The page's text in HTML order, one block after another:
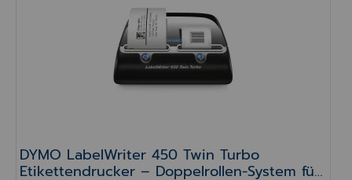
DYMO LabelWriter 450 Twin Turbo
Etikettendrucker – Doppelrollen-System für